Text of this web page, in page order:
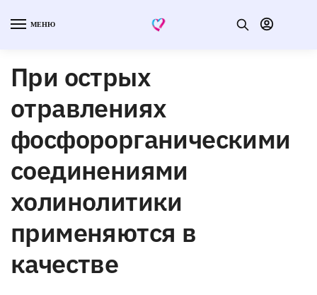
МЕНЮ
При острых
отравлениях
фосфорорганическими
соединениями
холинолитики
применяются в
качестве